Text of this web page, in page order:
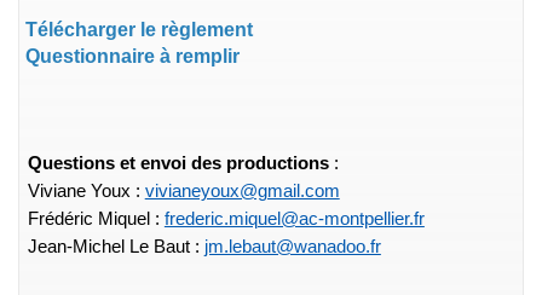
Télécharger le règlement
Questionnaire à remplir
Questions et envoi des productions:
Viviane Youx : vivianeyoux@gmail.com
Frédéric Miquel : frederic.miquel@ac-montpellier.fr
Jean-Michel Le Baut : jm.lebaut@wanadoo.fr